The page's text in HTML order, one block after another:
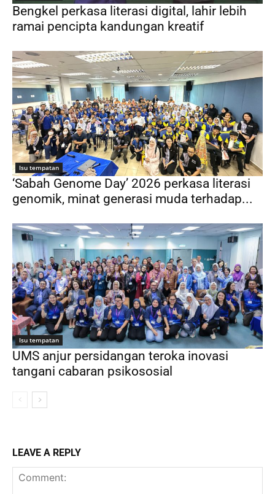
Bengkel perkasa literasi digital, lahir lebih
ramai pencipta kandungan kreatif
Isu tempatan
‘Sabah Genome Day’ 2026 perkasa literasi
genomik, minat generasi muda terhadap...
Isu tempatan
UMS anjur persidangan teroka inovasi
tangani cabaran psikososial
LEAVE A REPLY